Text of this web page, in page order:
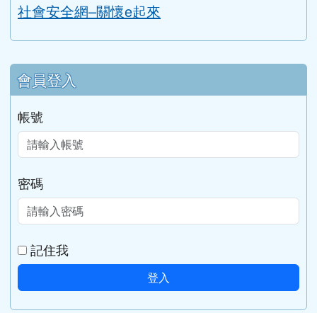
社會安全網–關懷e起來
會員登入
帳號
密碼
記住我
登入